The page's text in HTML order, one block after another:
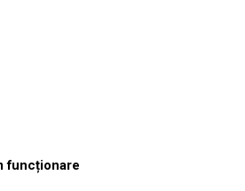
funcționare